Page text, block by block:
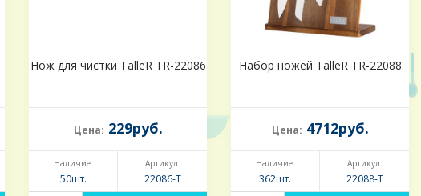
Нож для чистки TalleR TR-22086
Цена: 229руб.
Наличие:
50шт.
Артикул:
22086-Т
Набор ножей TalleR TR-22088
Цена: 4712руб.
Наличие:
362шт.
Артикул:
22088-Т